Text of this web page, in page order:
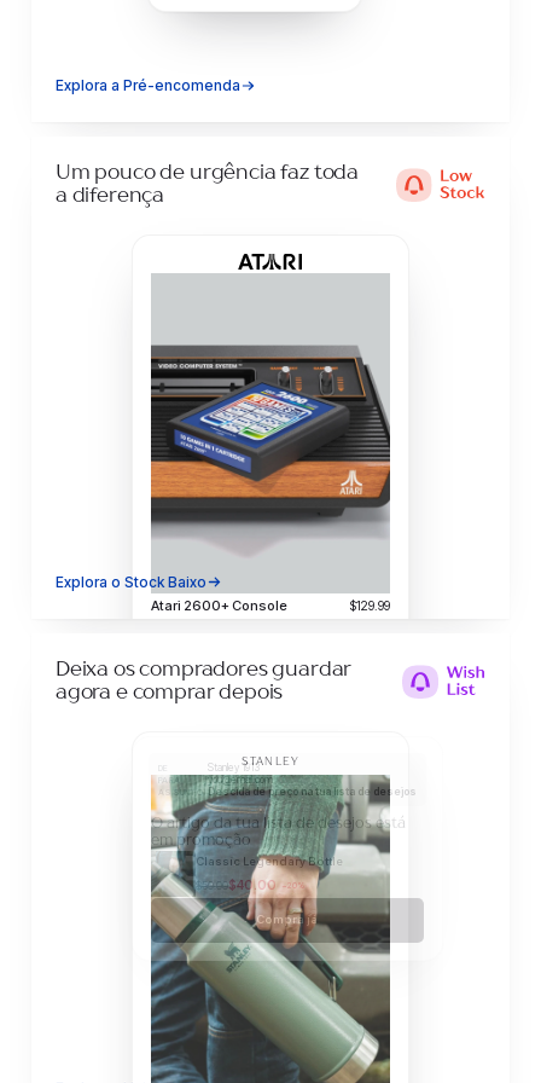
Explora a Pré-encomenda
Um pouco de urgência faz toda
a diferença
Atari 2600+ Console $129.99
Explora o Stock Baixo
Deixa os compradores guardar
agora e comprar depois
Stanley 1913
PARA you@email.com
ASSUNTO Descida de preço na tua lista de desejos
O artigo da tua lista de desejos está
em promoção
Classic Legendary Bottle
$50.00 $40.00 −20%
Compra já